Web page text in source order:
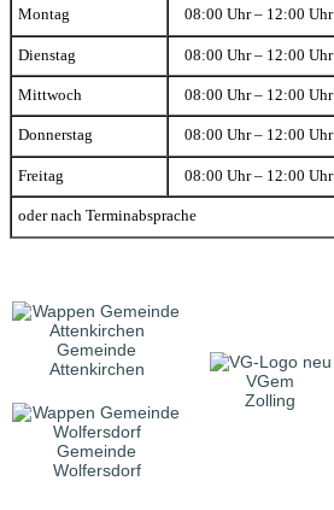
Montag 08:00 Uhr – 12:00 Uhr
Dienstag 08:00 Uhr – 12:00 Uhr
Mittwoch 08:00 Uhr – 12:00 Uhr
Donnerstag 08:00 Uhr – 12:00 Uhr
Freitag 08:00 Uhr – 12:00 Uhr
oder nach Terminabsprache
Gemeinde
Attenkirchen
VGem
Zolling
Gemeinde
Wolfersdorf